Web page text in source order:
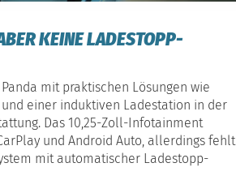
KEINE LADESTOPP-
mit praktischen Lösungen wie
einer induktiven Ladestation in der
Das 10,25-Zoll-Infotainment
und Android Auto, allerdings fehlt
mit automatischer Ladestopp-